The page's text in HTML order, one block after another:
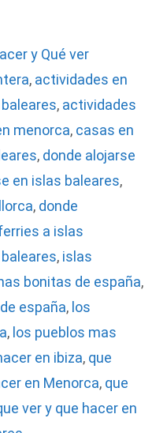
y Qué ver
, actividades en
, actividades
menorca, casas en
, donde alojarse
en islas baleares,
, donde
a islas
, islas
bonitas de españa,
españa, los
, los pueblos mas
en ibiza, que
en Menorca, que
ver y que hacer en